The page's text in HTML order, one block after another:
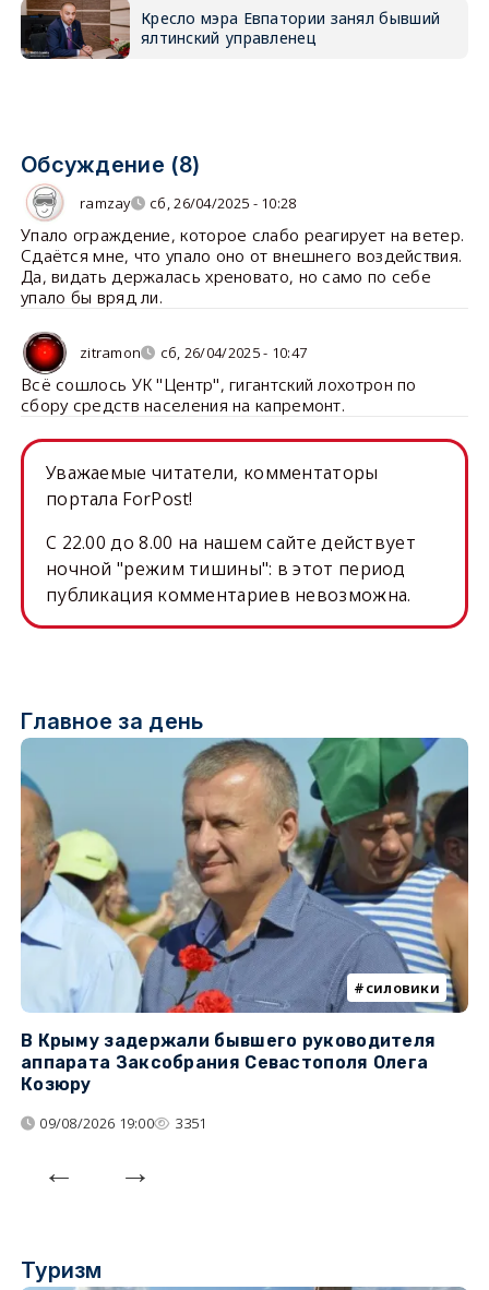
Кресло мэра Евпатории занял бывший
ялтинский управленец
Обсуждение (8)
ramzay сб, 26/04/2025 - 10:28
Упало ограждение, которое слабо реагирует на ветер.
Сдаётся мне, что упало оно от внешнего воздействия.
Да, видать держалась хреновато, но само по себе
упало бы вряд ли.
zitramon сб, 26/04/2025 - 10:47
Всё сошлось УК "Центр", гигантский лохотрон по
сбору средств населения на капремонт.
Уважаемые читатели, комментаторы
портала ForPost!
C 22.00 до 8.00 на нашем сайте действует
ночной "режим тишины": в этот период
публикация комментариев невозможна.
Главное за день
силовики
В Крыму задержали бывшего руководителя
аппарата Заксобрания Севастополя Олега
Козюру
09/08/2026 19:00 3351
Туризм